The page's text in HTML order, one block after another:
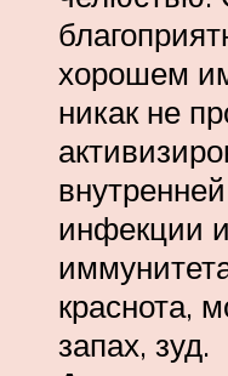
хорошем
никак не
инфекции
краснота,
запах, зуд.